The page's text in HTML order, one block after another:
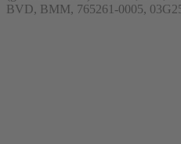
BVD, BMM, 765261-0005,